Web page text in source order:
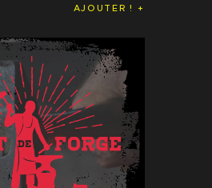
AJOUTER !